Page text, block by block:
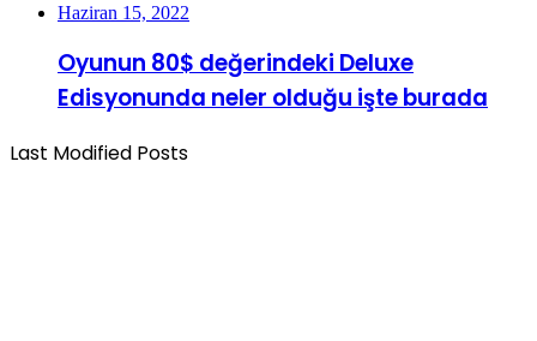
Haziran 15, 2022
Oyunun 80$ değerindeki Deluxe
Edisyonunda neler olduğu işte burada
Last Modified Posts